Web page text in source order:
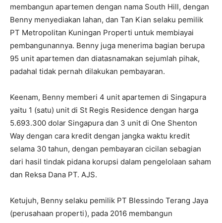
membangun apartemen dengan nama South Hill, dengan
Benny menyediakan lahan, dan Tan Kian selaku pemilik
PT Metropolitan Kuningan Properti untuk membiayai
pembangunannya. Benny juga menerima bagian berupa
95 unit apartemen dan diatasnamakan sejumlah pihak,
padahal tidak pernah dilakukan pembayaran.
Keenam, Benny memberi 4 unit apartemen di Singapura
yaitu 1 (satu) unit di St Regis Residence dengan harga
5.693.300 dolar Singapura dan 3 unit di One Shenton
Way dengan cara kredit dengan jangka waktu kredit
selama 30 tahun, dengan pembayaran cicilan sebagian
dari hasil tindak pidana korupsi dalam pengelolaan saham
dan Reksa Dana PT. AJS.
Ketujuh, Benny selaku pemilik PT Blessindo Terang Jaya
(perusahaan properti), pada 2016 membangun